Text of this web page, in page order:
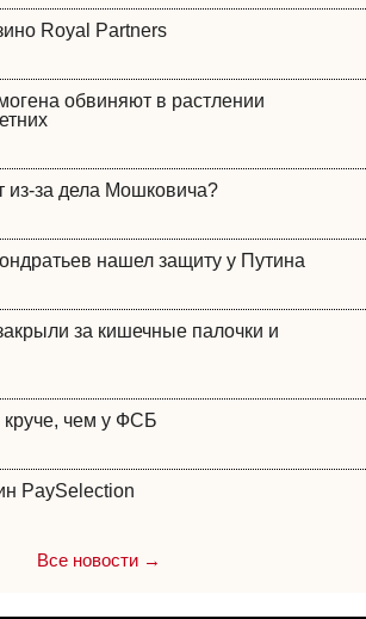
Royal Partners
обвиняют в растлении
из-за дела Мошковича?
нашел защиту у Путина
за кишечные палочки и
круче, чем у ФСБ
PaySelection
Все новости →